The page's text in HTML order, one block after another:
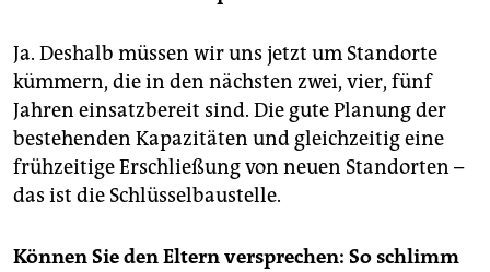
Ja. Deshalb müssen wir uns jetzt um Standorte
kümmern, die in den nächsten zwei, vier, fünf
Jahren einsatzbereit sind. Die gute Planung der
bestehenden Kapazitäten und gleichzeitig eine
frühzeitige Erschließung von neuen Standorten –
das ist die Schlüsselbaustelle.
Können Sie den Eltern versprechen: So schlimm